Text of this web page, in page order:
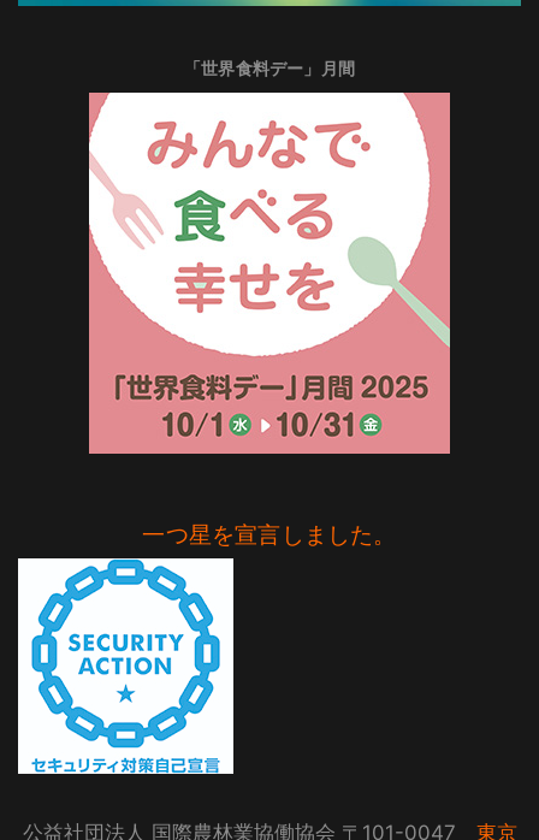
「世界食料デー」月間
一つ星を宣言しました。
公益社団法人 国際農林業協働協会 〒101-0047 東京